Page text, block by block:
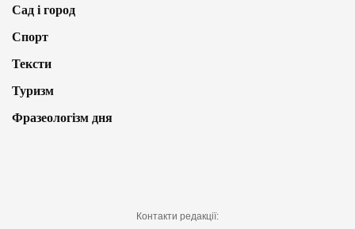
Сад і город
Спорт
Тексти
Туризм
Фразеологізм дня
Контакти редакції: